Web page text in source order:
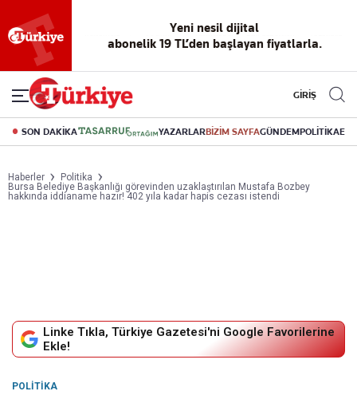
okuma
deneyimi
dijital arşiv
Akıllı haber
asistanı
Eski gazeteleri
indirme
canlı soru
cevap
GİRİŞ
SON DAKİKA YAZARLARBİZİM SAYFAGÜNDEMPOLİTİKA
Haberler
Politika
Bursa Belediye Başkanlığı görevinden uzaklaştırılan Mustafa Bozbey
hakkında iddianame hazır! 402 yıla kadar hapis cezası istendi
Linke Tıkla, Türkiye Gazetesi'ni Google Favorilerine
Ekle!
POLITIKA